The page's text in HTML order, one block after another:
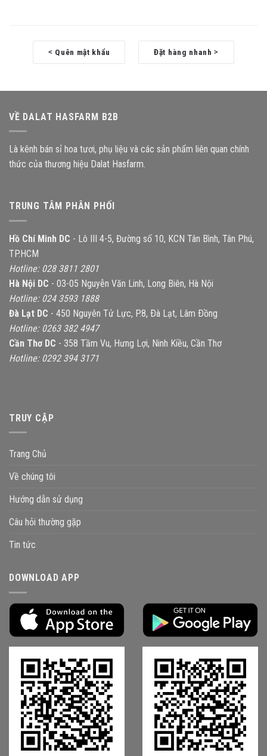
navigation
< Quên mật khẩu Đặt hàng nhanh>
VỀ DALAT HASFARM B2B
Là kênh bán sỉ hoa tươi, phụ liệu và các sản phẩm liên quan chính
thức của thương hiệu Dalat Hasfarm.
TRUNG TÂM PHÂN PHỐI
Hồ Chí Minh DC - Lô III 4-5, Đường số 10, KCN Tân Bình, Tân Phú,
TP.HCM
Hotline: 028 3811 2801
Hà Nội DC - 03-05 Nguyễn Văn Linh, Long Biên, Hà Nội
Hotline: 024 3593 1888
Đà Lạt DC - 450 Nguyên Tử Lực, P.8, Ðà Lạt, Lâm Ðồng
Hotline: 0263 382 4947
Cần Thơ DC - 358 Tầm Vu, Hưng Lợi, Ninh Kiều, Cần Thơ
Hotline: 0292 394 3171
TRUY CẬP
Trang Chủ
Về chúng tôi
Hướng dẫn sử dụng
Câu hỏi thường gặp
Tin tức
DOWNLOAD APP